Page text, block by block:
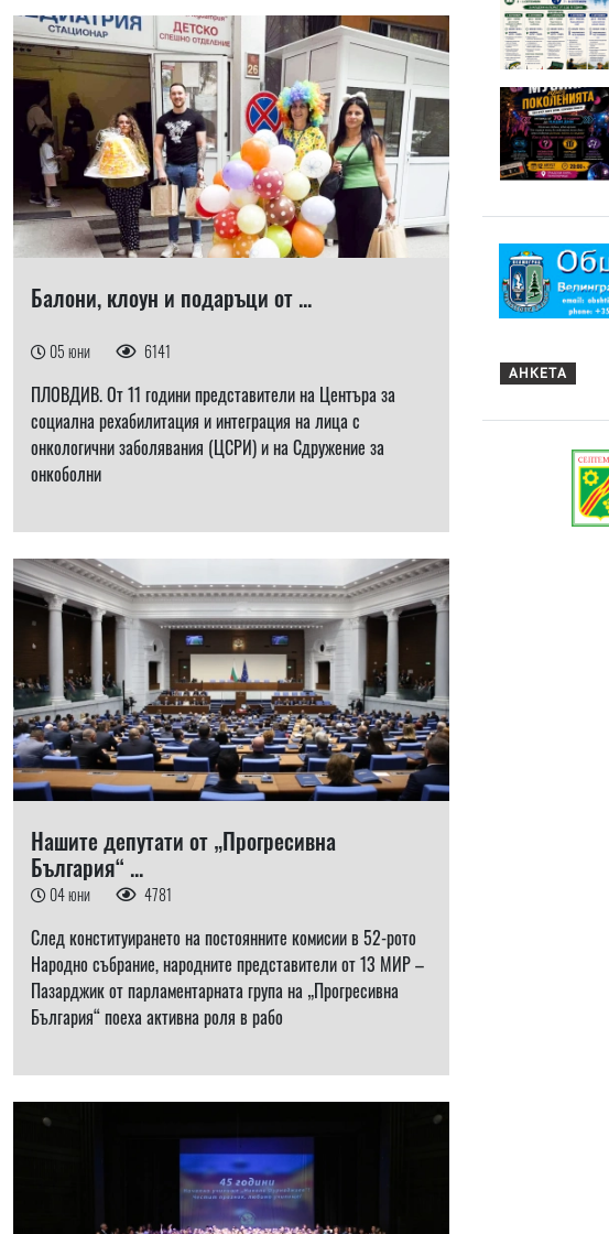
Балони, клоун и подаръци от ...
05 юни 6141
ПЛОВДИВ. От 11 години представители на Центъра за
социална рехабилитация и интеграция на лица с
онкологични заболявания (ЦСРИ) и на Сдружение за
онкоболни
Нашите депутати от „Прогресивна
България“ ...
04 юни 4781
След конституирането на постоянните комисии в 52-рото
Народно събрание, народните представители от 13 МИР –
Пазарджик от парламентарната група на „Прогресивна
България“ поеха активна роля в рабо
АНКЕТА